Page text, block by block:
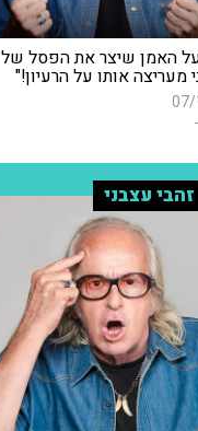
האמן שיצר את הפסל של
מעריצה אותו על הרעיון!"
זהבי עצבני